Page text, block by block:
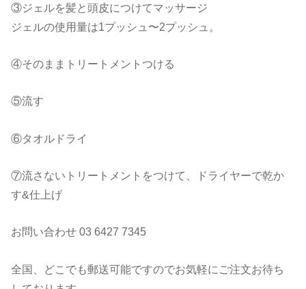
③ジェルを髪と頭皮につけてマッサージ
ジェルの使用量は1プッシュ〜2プッシュ。
④そのままトリートメントつける
⑤流す
⑥タオルドライ
⑦流さないトリートメントをつけて、ドライヤーで乾か
す&仕上げ
お問い合わせ 03 6427 7345
全国、どこでも郵送可能ですのでお気軽にご注文お待ち